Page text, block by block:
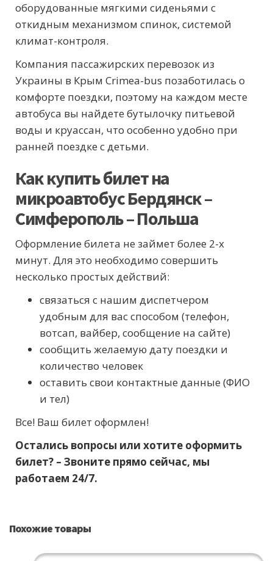
оборудованные мягкими сиденьями с
откидным механизмом спинок, системой
климат-контроля.
Компания пассажирских перевозок из
Украины в Крым Crimea-bus позаботилась о
комфорте поездки, поэтому на каждом месте
автобуса вы найдете бутылочку питьевой
воды и круассан, что особенно удобно при
ранней поездке с детьми.
Как купить билет на
микроавтобус Бердянск –
Симферополь – Польша
Оформление билета не займет более 2-х
минут. Для это необходимо совершить
несколько простых действий:
связаться с нашим диспетчером
удобным для вас способом (телефон,
вотсап, вайбер, сообщение на сайте)
сообщить желаемую дату поездки и
количество человек
оставить свои контактные данные (ФИО
и тел)
Все! Ваш билет оформлен!
Остались вопросы или хотите оформить
билет? – Звоните прямо сейчас, мы
работаем 24/7.
Похожие товары